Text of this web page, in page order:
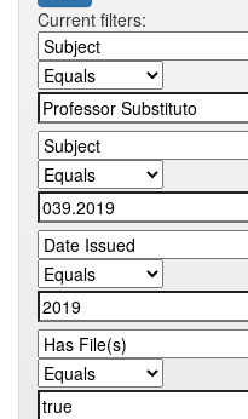
Current filters: